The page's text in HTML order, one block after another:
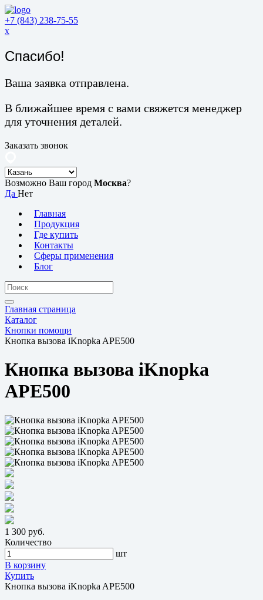
+7 (843) 238-75-55
x
Спасибо!
Ваша заявка отправлена.
В ближайшее время с вами свяжется менеджер
для уточнения деталей.
Заказать звонок
Возможно Ваш город Москва?
Да Нет
Главная
Продукция
Где купить
Контакты
Сферы применения
Блог
Главная страница
Каталог
Кнопки помощи
Кнопка вызова iKnopka APE500
Кнопка вызова iKnopka
APE500
1 300 руб.
Количество
шт
В корзину
Купить
Кнопка вызова iKnopka APE500